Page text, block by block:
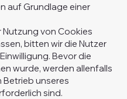
auf Grundlage einer
Nutzung von Cookies
bitten wir die Nutzer
Bevor die
wurde, werden allenfalls
unseres
sind.